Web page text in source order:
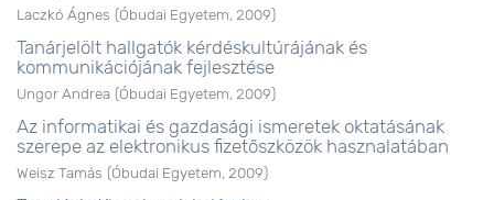
Laczkó Ágnes (Óbudai Egyetem 2009)
Tanárjelölt hallgatók kérdéskultúrájának és
kommunikációjának fejlesztése
Ungor Andrea (Óbudai Egyetem 2009)
Az informatikai és gazdasági ismeretek oktatásának
szerepe az elektronikus fizetőszközök hasznalatában
Weisz Tamás (Óbudai Egyetem 2009)